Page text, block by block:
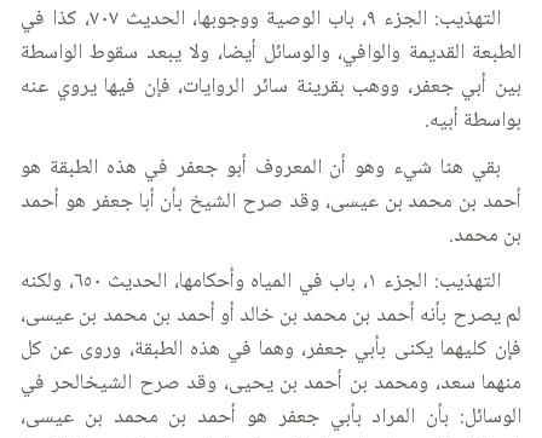
التهذيب: الجزء ٩، باب الوصية ووجوبها، الحديث ٧٠٧، كذا في
الطبعة القديمة والوافي، والوسائل أيضا، ولا يبعد سقوط الواسطة
بين أبي جعفر، ووهب بقرينة سائر الروايات، فإن فيها يروي عنه
بواسطة أبيه.
بقي هنا شيء وهو أن المعروف أبو جعفر في هذه الطبقة هو
أحمد بن محمد بن عيسى، وقد صرح الشيخ بأن أبا جعفر هو أحمد
بن محمد.
التهذيب: الجزء ١، باب في المياه وأحكامها، الحديث ٦٥٠، ولكنه
لم يصرح بأنه أحمد بن محمد بن خالد أو أحمد بن محمد بن عيسى،
فإن كليهما يكنى بأبي جعفر، وهما في هذه الطبقة، وروى عن كل
منهما سعد، ومحمد بن أحمد بن يحيى، وقد صرح الشيخالحر في
الوسائل: بأن المراد بأبي جعفر هو أحمد بن محمد بن عيسى،